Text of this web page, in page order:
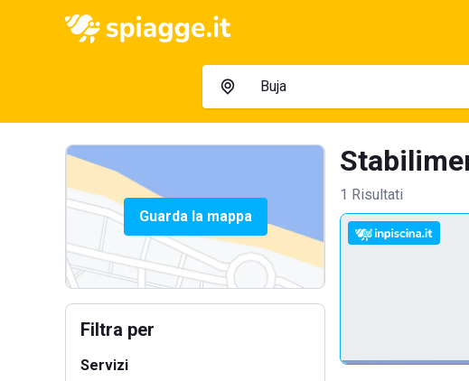
Guarda la mappa
Filtra per
Servizi
1 Risultati